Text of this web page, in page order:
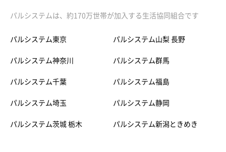
パルシステムは、約170万世帯が加入する生活協同組合です
パルシステム東京
パルシステム神奈川
パルシステム千葉
パルシステム埼玉
パルシステム茨城 栃木
パルシステム山梨 長野
パルシステム群馬
パルシステム福島
パルシステム静岡
パルシステム新潟ときめき